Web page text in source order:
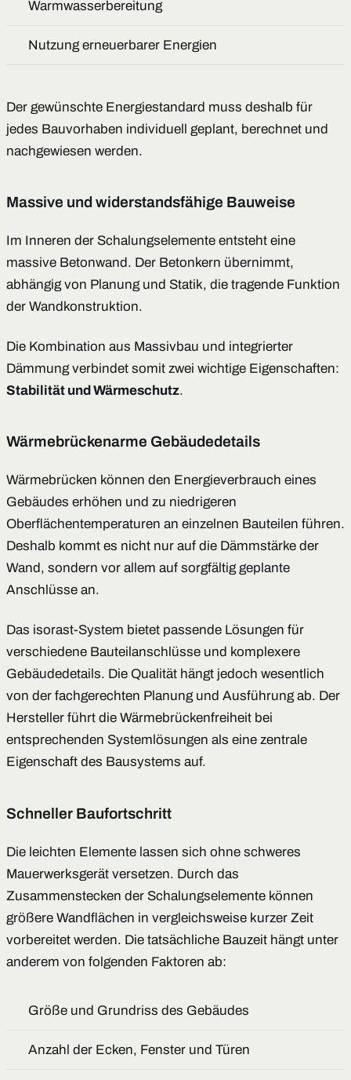
Warmwasserbereitung
Nutzung erneuerbarer Energien
Der gewünschte Energiestandard muss deshalb für
jedes Bauvorhaben individuell geplant, berechnet und
nachgewiesen werden.
Massive und widerstandsfähige Bauweise
Im Inneren der Schalungselemente entsteht eine
massive Betonwand. Der Betonkern übernimmt,
abhängig von Planung und Statik, die tragende Funktion
der Wandkonstruktion.
Die Kombination aus Massivbau und integrierter
Dämmung verbindet somit zwei wichtige Eigenschaften:
Stabilität und Wärmeschutz.
Wärmebrückenarme Gebäudedetails
Wärmebrücken können den Energieverbrauch eines
Gebäudes erhöhen und zu niedrigeren
Oberflächentemperaturen an einzelnen Bauteilen führen.
Deshalb kommt es nicht nur auf die Dämmstärke der
Wand, sondern vor allem auf sorgfältig geplante
Anschlüsse an.
Das isorast-System bietet passende Lösungen für
verschiedene Bauteilanschlüsse und komplexere
Gebäudedetails. Die Qualität hängt jedoch wesentlich
von der fachgerechten Planung und Ausführung ab. Der
Hersteller führt die Wärmebrückenfreiheit bei
entsprechenden Systemlösungen als eine zentrale
Eigenschaft des Bausystems auf.
Schneller Baufortschritt
Die leichten Elemente lassen sich ohne schweres
Mauerwerksgerät versetzen. Durch das
Zusammenstecken der Schalungselemente können
größere Wandflächen in vergleichsweise kurzer Zeit
vorbereitet werden. Die tatsächliche Bauzeit hängt unter
anderem von folgenden Faktoren ab:
Größe und Grundriss des Gebäudes
Anzahl der Ecken, Fenster und Türen